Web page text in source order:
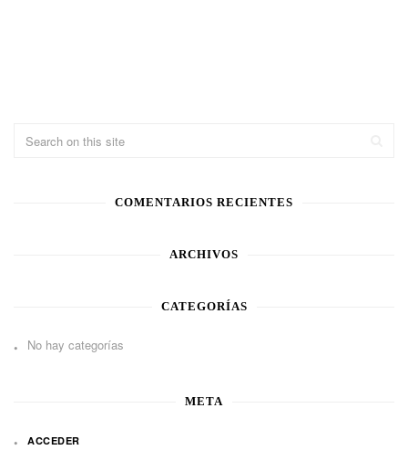
COMENTARIOS RECIENTES
ARCHIVOS
CATEGORÍAS
No hay categorías
META
ACCEDER